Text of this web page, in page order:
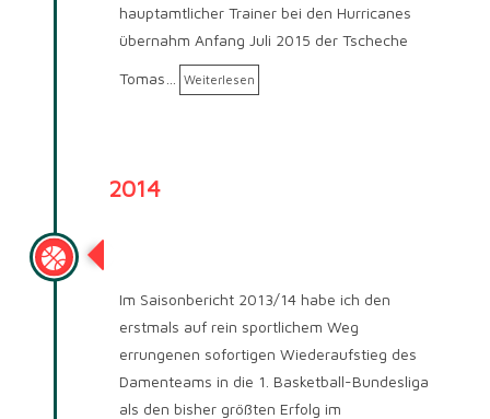
hauptamtlicher Trainer bei den Hurricanes
übernahm Anfang Juli 2015 der Tscheche
Tomas… Weiterlesen
2014
Im Saisonbericht 2013/14 habe ich den
erstmals auf rein sportlichem Weg
errungenen sofortigen Wiederaufstieg des
Damenteams in die 1. Basketball-Bundesliga
als den bisher größten Erfolg im